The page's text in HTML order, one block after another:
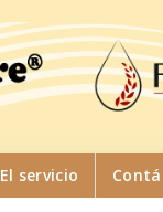
El servicio